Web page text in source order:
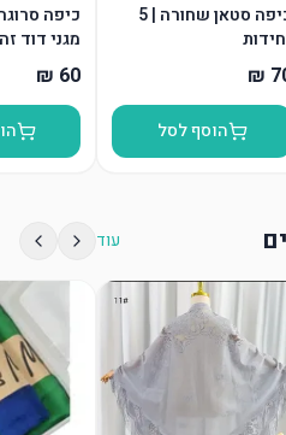
כיפה סטאן שחורה | 5
הוסף לסל
מגני דוד
עוד